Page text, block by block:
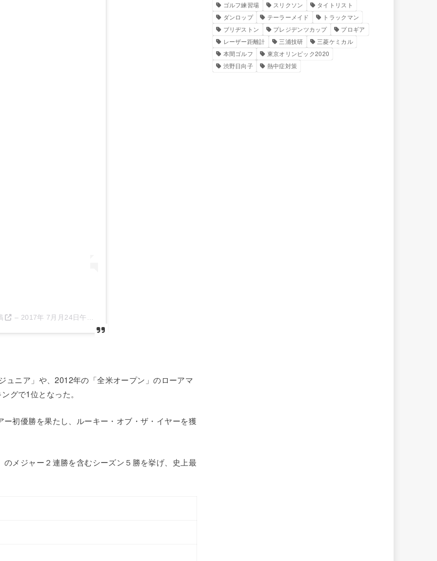
– 2017年 7月月24日午後3時39分PDT
ュニア」や、2012年の「全米オープン」のローアマ
グで1位となった。
初優勝を果たし、ルーキー・オブ・ザ・イヤーを獲
メジャー２連勝を含むシーズン５勝を挙げ、史上最
ゴルフ練習場
スリクソン
タイトリスト
ダンロップ
テーラーメイド
トラックマン
ブリヂストン
プレジデンツカップ
プロギア
レーザー距離計
三浦技研
三菱ケミカル
本間ゴルフ
東京オリンピック2020
渋野日向子
熱中症対策